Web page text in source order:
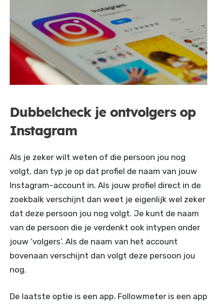
Dubbelcheck je ontvolgers op
Instagram
Als je zeker wilt weten of die persoon jou nog
volgt, dan typ je op dat profiel de naam van jouw
Instagram-account in. Als jouw profiel direct in de
zoekbalk verschijnt dan weet je eigenlijk wel zeker
dat deze persoon jou nog volgt. Je kunt de naam
van de persoon die je verdenkt ook intypen onder
jouw ‘volgers’. Als de naam van het account
bovenaan verschijnt dan volgt deze persoon jou
nog.
De laatste optie is een app. Followmeter is een app